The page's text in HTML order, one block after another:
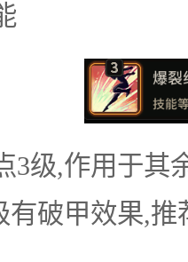
,作用于其
有破甲效果,